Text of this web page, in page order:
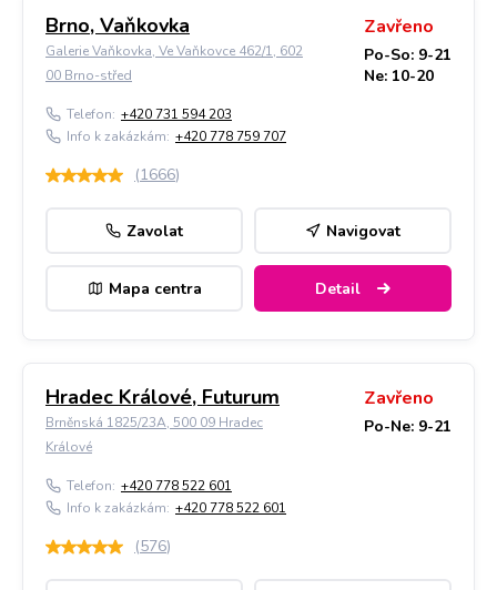
Brno, Vaňkovka
Galerie Vaňkovka, Ve Vaňkovce 462/1, 602
00 Brno-střed
Zavřeno
Po-So: 9-21
Ne: 10-20
Telefon: +420 731 594 203
Info k zakázkám: +420 778 759 707
(1666)
Zavolat Navigovat
Mapa centra Detail
Hradec Králové, Futurum
Brněnská 1825/23A, 500 09 Hradec
Králové
Zavřeno
Po-Ne: 9-21
Telefon: +420 778 522 601
Info k zakázkám: +420 778 522 601
(576)